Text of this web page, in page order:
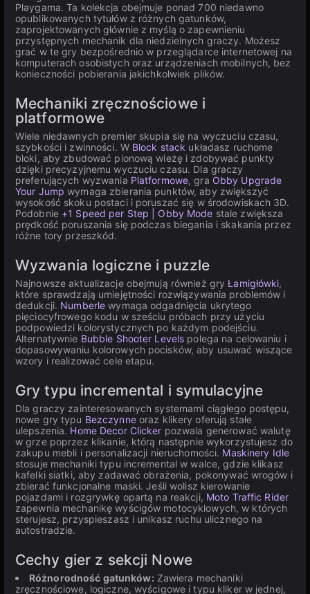
Playgama. Ta kolekcja obejmuje ponad 700 niedawno
opublikowanych tytułów z różnych gatunków,
zaprojektowanych głównie z myślą o zapewnieniu
przystępnych mechanik dla niedzielnych graczy. Możesz
grać w te gry bezpośrednio w przeglądarce internetowej na
komputerach osobistych oraz urządzeniach mobilnych, bez
konieczności pobierania jakichkolwiek plików.
Mechaniki zręcznościowe i
platformowe
Wiele niedawnych premier skupia się na wyczuciu czasu,
szybkości i zwinności. W Block stack układasz ruchome
bloki, aby zbudować pionową wieżę i zdobywać punkty
dzięki precyzyjnemu wyczuciu czasu. Dla graczy
preferujących wyzwania Platformowe, gra Obby Upgrade
Your Jump wymaga zbierania punktów, aby zwiększyć
wysokość skoku postaci i poruszać się w środowiskach 3D.
Podobnie +1 Speed per Step | Obby Mode stale zwiększa
prędkość poruszania się podczas biegania i skakania przez
różne tory przeszkód.
Wyzwania logiczne i puzzle
Najnowsze aktualizacje obejmują również gryŁamigłówki,
które sprawdzają umiejętności rozwiązywania problemów i
dedukcji. Numberle wymaga odgadnięcia ukrytego
pięciocyfrowego kodu w sześciu próbach przy użyciu
podpowiedzi kolorystycznych po każdym podejściu.
Alternatywnie Bubble Shooter Levels polega na celowaniu i
dopasowywaniu kolorowych pocisków, aby usuwać wiszące
wzory i realizować cele etapu.
Gry typu incremental i symulacyjne
Dla graczy zainteresowanych systemami ciągłego postępu,
nowe gry typu Bezczynneoraz klikery oferują stałe
ulepszenia. Home Decor Clicker pozwala generować walutę
w grze poprzez klikanie, którą następnie wykorzystujesz do
zakupu mebli i personalizacji nieruchomości. Maskinery Idle
stosuje mechaniki typu incremental w walce, gdzie klikasz
kafelki siatki, aby zadawać obrażenia, pokonywać wrogów i
zbierać funkcjonalne maski. Jeśli wolisz kierowanie
pojazdami i rozgrywkę opartą na reakcji, Moto Traffic Rider
zapewnia mechanikę wyścigów motocyklowych, w których
sterujesz, przyspieszasz i unikasz ruchu ulicznego na
autostradzie.
Cechy gier z sekcji Nowe
Różnorodność gatunków: Zawiera mechaniki
zręcznościowe, logiczne, wyścigowe i typu kliker w jednej,